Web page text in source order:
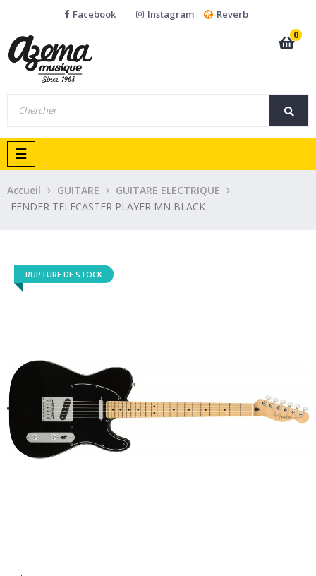
Facebook Instagram
Reverb
0
Basculer
la
navigation
☰
Accueil GUITARE
GUITARE ELECTRIQUE
FENDER TELECASTER PLAYER MN BLACK
RUPTURE DE STOCK